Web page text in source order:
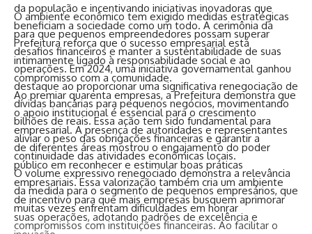
da população e incentivando iniciativas inovadoras que
beneficiam a sociedade como um todo. A cerimônia da
Prefeitura reforça que o sucesso empresarial está
intimamente ligado à responsabilidade social e ao
compromisso com a comunidade.
Ao premiar quarenta empresas, a Prefeitura demonstra que
o apoio institucional é essencial para o crescimento
empresarial. A presença de autoridades e representantes
de diferentes áreas mostrou o engajamento do poder
público em reconhecer e estimular boas práticas
empresariais. Essa valorização também cria um ambiente
de incentivo para que mais empresas busquem aprimorar
suas operações, adotando padrões de excelência e
O ambiente econômico tem exigido medidas estratégicas
para que pequenos empreendedores possam superar
desafios financeiros e manter a sustentabilidade de suas
operações. Em 2024, uma iniciativa governamental ganhou
destaque ao proporcionar uma significativa renegociação de
dívidas bancárias para pequenos negócios, movimentando
bilhões de reais. Essa ação tem sido fundamental para
aliviar o peso das obrigações financeiras e garantir a
continuidade das atividades econômicas locais.
O volume expressivo renegociado demonstra a relevância
da medida para o segmento de pequenos empresários, que
muitas vezes enfrentam dificuldades em honrar
compromissos com instituições financeiras. Ao facilitar o